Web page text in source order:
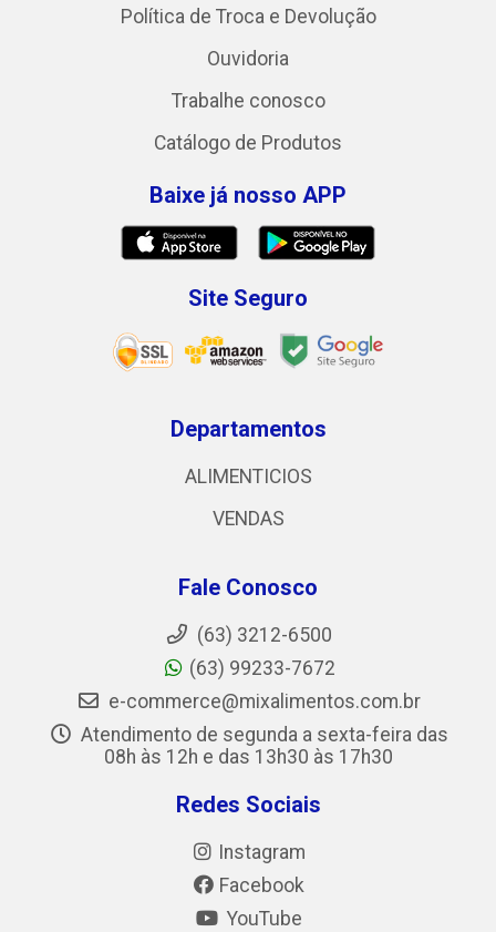
Política de Troca e Devolução
Ouvidoria
Trabalhe conosco
Catálogo de Produtos
Baixe já nosso APP
Site Seguro
Departamentos
ALIMENTICIOS
VENDAS
Fale Conosco
(63) 3212-6500
(63) 99233-7672
e-commerce@mixalimentos.com.br
Atendimento de segunda a sexta-feira das
08h às 12h e das 13h30 às 17h30
Redes Sociais
Instagram
Facebook
YouTube